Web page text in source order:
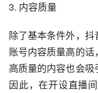
3. 内容质量
除了基本条件外，抖
账号内容质量高的话
高质量的内容也会吸
因此，在开设直播